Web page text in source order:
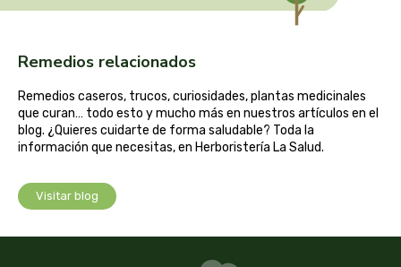
Remedios relacionados
Remedios caseros, trucos, curiosidades, plantas medicinales
que curan… todo esto y mucho más en nuestros artículos en el
blog. ¿Quieres cuidarte de forma saludable? Toda la
información que necesitas, en Herboristería La Salud.
Visitar blog
casa ibañez
catalysis